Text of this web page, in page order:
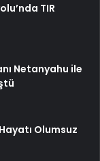
TIR
Netanyahu ile
Olumsuz